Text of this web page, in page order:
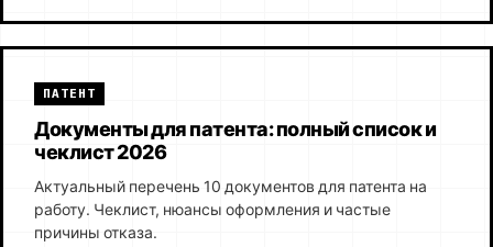
ПАТЕНТ
Документы для патента: полный список и
чеклист 2026
Актуальный перечень 10 документов для патента на
работу. Чеклист, нюансы оформления и частые
причины отказа.